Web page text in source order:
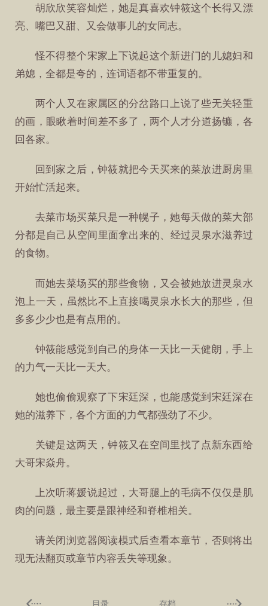
胡欣欣笑容灿烂，她是真喜欢钟筱这个长得又漂
亮、嘴巴又甜、又会做事儿的女同志。
怪不得整个宋家上下说起这个新进门的儿媳妇和
弟媳，全都是夸的，连词语都不带重复的。
两个人又在家属区的分岔路口上说了些无关轻重
的画，眼瞅着时间差不多了，两个人才分道扬镳，各
回各家。
回到家之后，钟筱就把今天买来的菜放进厨房里
开始忙活起来。
去菜市场买菜只是一种幌子，她每天做的菜大部
分都是自己从空间里面拿出来的、经过灵泉水滋养过
的食物。
而她去菜场买的那些食物，又会被她放进灵泉水
泡上一天，虽然比不上直接喝灵泉水长大的那些，但
多多少少也是有点用的。
钟筱能感觉到自己的身体一天比一天健朗，手上
的力气一天比一天大。
她也偷偷观察了下宋廷深，也能感觉到宋廷深在
她的滋养下，各个方面的力气都强劲了不少。
关键是这两天，钟筱又在空间里找了点新东西给
大哥宋焱舟。
上次听蒋媛说起过，大哥腿上的毛病不仅仅是肌
肉的问题，最主要是跟神经和脊椎相关。
请关闭浏览器阅读模式后查看本章节，否则将出
现无法翻页或章节内容丢失等现象。
目录 存档